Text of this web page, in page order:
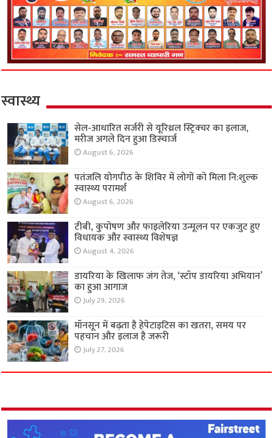
स्वास्थ्य
सेल-आधारित सर्जरी से यूरिथ्रल स्ट्रिक्चर का इलाज,
मरीज अगले दिन हुआ डिस्चार्ज
August 6, 2026
पतंजलि योगपीठ के शिविर में लोगों को मिला नि:शुल्क
स्वास्थ्य परामर्श
August 6, 2026
टीबी, कुपोषण और फाइलेरिया उन्मूलन पर एकजुट हुए
विधायक और स्वास्थ्य विशेषज्ञ
August 4, 2026
डायरिया के खिलाफ जंग तेज, ‘स्टॉप डायरिया अभियान’
का हुआ आगाज
July 29, 2026
मॉनसून में बढ़ता है हेपेटाइटिस का खतरा, समय पर
पहचान और इलाज है जरूरी
July 27, 2026